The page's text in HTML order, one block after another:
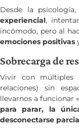
Desde la
experiencial,
incómodo, pero al
emociones positivas
Sobrecarga de
Vivir con múltiples
relaciones) sin
llevarnos a funcionar
para parar, la
desconectarse